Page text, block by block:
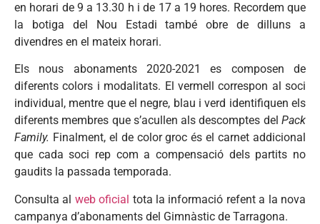
en horari de 9 a 13.30 h i de 17 a 19 hores. Recordem que
la botiga del Nou Estadi també obre de dilluns a
divendres en el mateix horari.
Els nous abonaments 2020-2021 es composen de
diferents colors i modalitats. El vermell correspon al soci
individual, mentre que el negre, blau i verd identifiquen els
diferents membres que s’acullen als descomptes del Pack
Family. Finalment, el de color groc és el carnet addicional
que cada soci rep com a compensació dels partits no
gaudits la passada temporada.
Consulta al web oficial tota la informació refent a la nova
campanya d’abonaments del Gimnàstic de Tarragona.